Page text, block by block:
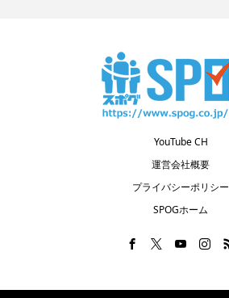
YouTube CH
運営会社概要
プライバシーポリシー
SPOGホーム